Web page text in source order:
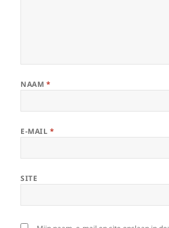
NAAM *
E-MAIL *
SITE